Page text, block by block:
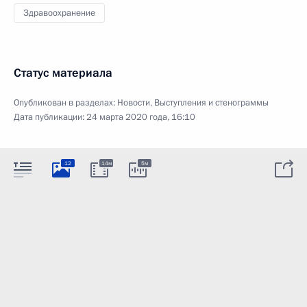
Здравоохранение
Статус материала
Опубликован в разделах: Новости, Выступления и стенограммы
Дата публикации:24 марта 2020 года, 16:10
12 14м 5м